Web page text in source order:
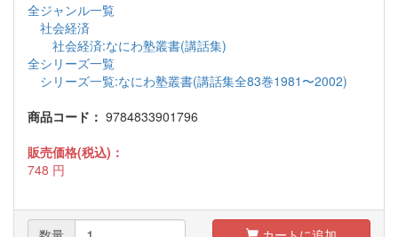
全ジャンル一覧
社会経済
社会経済:なにわ塾叢書(講話集)
全シリーズ一覧
シリーズ一覧:なにわ塾叢書(講話集全83巻1981〜2002)
商品コード： 9784833901796
販売価格(税込)：
748 円